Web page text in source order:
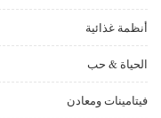
أنظمة غذائية
الحياة & حب
فيتامينات ومعادن